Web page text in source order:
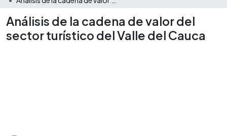
Análisis de la cadena de valor del
sector turístico del Valle del Cauca